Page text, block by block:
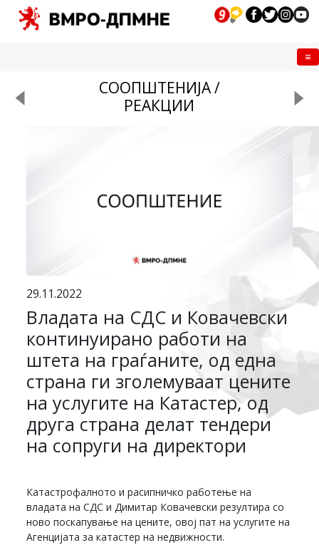
СООПШТЕНИЈА /
РЕАКЦИИ
29.11.2022
Владата на СДС и Ковачевски
континуирано работи на
штета на граѓаните, од една
страна ги зголемуваат цените
на услугите на Катастер, од
друга страна делат тендери
на сопруги на директори
Катастрофалното и расипничко работење на
владата на СДС и Димитар Ковачевски резултира со
ново поскапување на цените, овој пат на услугите на
Агенцијата за катастер на недвижности.